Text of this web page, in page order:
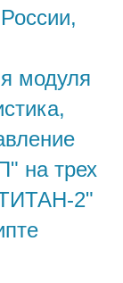
модуля
на трех
2"